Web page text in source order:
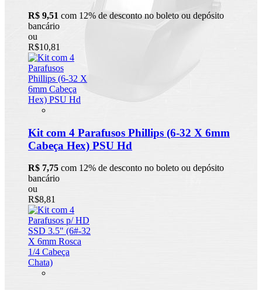
R$ 9,51 com 12% de desconto no boleto ou depósito
bancário
ou
R$10,81
Kit com 4 Parafusos Phillips (6-32 X 6mm
Cabeça Hex) PSU Hd
R$ 7,75 com 12% de desconto no boleto ou depósito
bancário
ou
R$8,81